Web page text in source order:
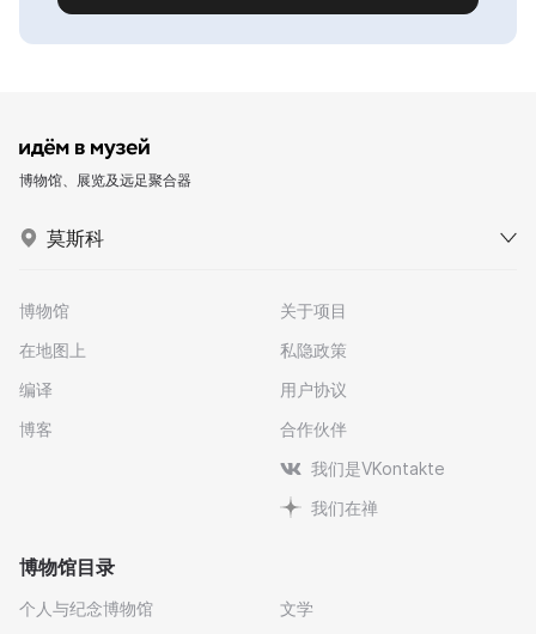
博物馆、展览及远足聚合器
莫斯科
博物馆
在地图上
编译
博客
关于项目
私隐政策
用户协议
合作伙伴
我们是VKontakte
我们在禅
博物馆目录
个人与纪念博物馆 文学